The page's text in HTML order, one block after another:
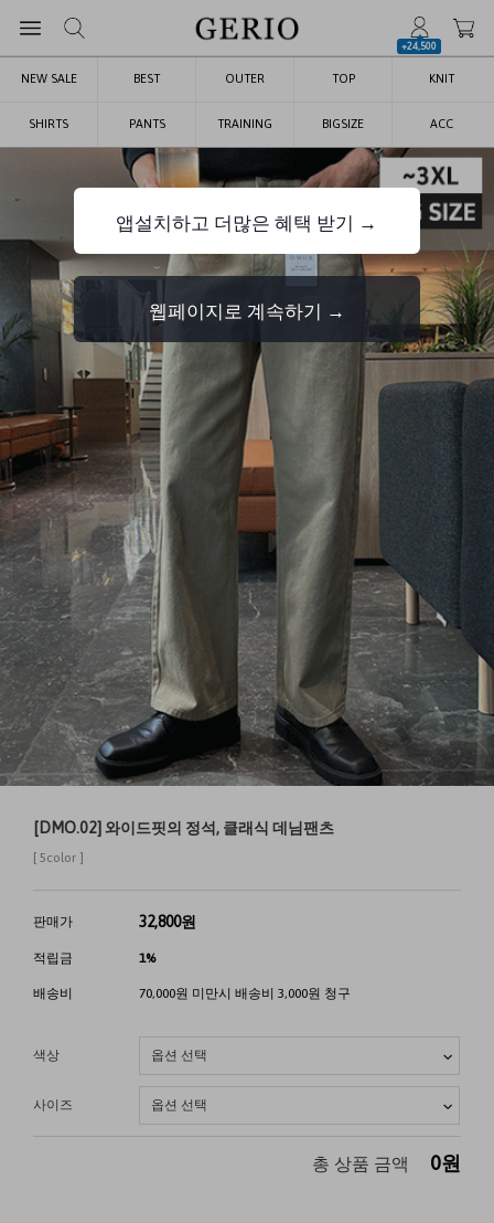
+24,500
NEW SALE BEST OUTER TOP KNIT
SHIRTS PANTS TRAINING BIGSIZE ACC
[DMO.02] 와이드핏의 정석, 클래식 데님팬츠
[ 5color ]
판매가 32,800원
적립금 1%
배송비 70,000원 미만시 배송비 3,000원 청구
색상
사이즈
총 상품 금액 0원
앱설치하고 더많은 혜택 받기 →
웹페이지로 계속하기 →